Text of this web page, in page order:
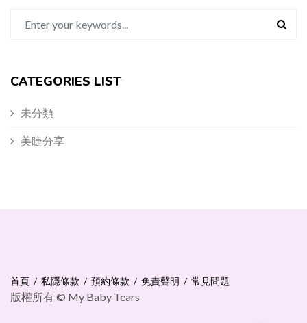
CATEGORIES LIST
未分類
美睫分享
首頁 私隱條款 預約條款 免責聲明 常見問題
版權所有 © My Baby Tears